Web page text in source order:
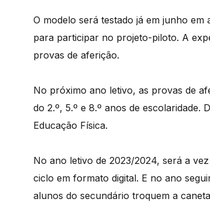
O modelo será testado já em junho em
para participar no projeto-piloto. A
provas de aferição.
No próximo ano letivo, as provas de
do 2.º, 5.º e 8.º anos de
Educação Física.
No ano letivo de 2023/2024, será a
ciclo em formato digital. E no ano
alunos do secundário troquem a